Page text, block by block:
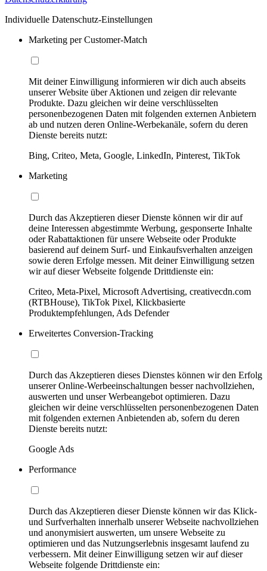
Individuelle Datenschutz-Einstellungen
Marketing per Customer-Match
Mit deiner Einwilligung informieren wir dich auch abseits
unserer Website über Aktionen und zeigen dir relevante
Produkte. Dazu gleichen wir deine verschlüsselten
personenbezogenen Daten mit folgenden externen Anbietern
ab und nutzen deren Online-Werbekanäle, sofern du deren
Dienste bereits nutzt:
Bing, Criteo, Meta, Google, LinkedIn, Pinterest, TikTok
Marketing
Durch das Akzeptieren dieser Dienste können wir dir auf
deine Interessen abgestimmte Werbung, gesponserte Inhalte
oder Rabattaktionen für unsere Webseite oder Produkte
basierend auf deinem Surf- und Einkaufsverhalten anzeigen
sowie deren Erfolge messen. Mit deiner Einwilligung setzen
wir auf dieser Webseite folgende Drittdienste ein:
Criteo, Meta-Pixel, Microsoft Advertising, creativecdn.com
(RTBHouse), TikTok Pixel, Klickbasierte
Produktempfehlungen, Ads Defender
Erweitertes Conversion-Tracking
Durch das Akzeptieren dieses Dienstes können wir den Erfolg
unserer Online-Werbeeinschaltungen besser nachvollziehen,
auswerten und unser Werbeangebot optimieren. Dazu
gleichen wir deine verschlüsselten personenbezogenen Daten
mit folgenden externen Anbietenden ab, sofern du deren
Dienste bereits nutzt:
Google Ads
Performance
Durch das Akzeptieren dieser Dienste können wir das Klick-
und Surfverhalten innerhalb unserer Webseite nachvollziehen
und anonymisiert auswerten, um unsere Webseite zu
optimieren und das Nutzungserlebnis insgesamt laufend zu
verbessern. Mit deiner Einwilligung setzen wir auf dieser
Webseite folgende Drittdienste ein: